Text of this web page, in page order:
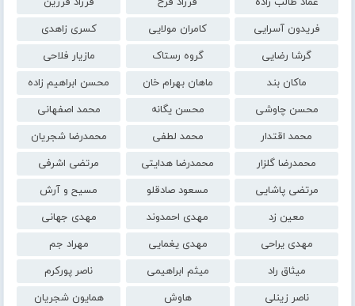
فریدون آسرایی
کامران مولایی
کسری زاهدی
گرشا رضایی
گروه رستاک
مازیار فلاحی
ماکان بند
ماهان بهرام خان
محسن ابراهیم زاده
محسن چاوشی
محسن یگانه
محمد اصفهانی
محمد اقتدار
محمد لطفی
محمدرضا شجریان
محمدرضا گلزار
محمدرضا هدایتی
مرتضی اشرفی
مرتضی پاشایی
مسعود صادقلو
مسیح و آرش
معین زد
مهدی احمدوند
مهدی جهانی
مهدی یراحی
مهدی یغمایی
مهراد جم
میثاق راد
میثم ابراهیمی
ناصر پورکرم
ناصر زینلی
هاوش
همایون شجریان